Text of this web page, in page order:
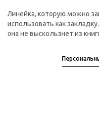
Линейка, которую можно
использовать как
она не выскользнет из